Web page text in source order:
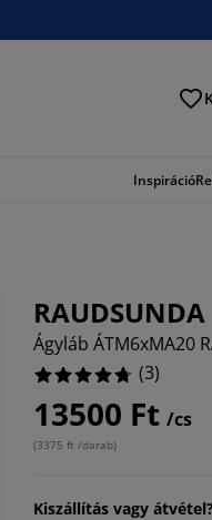
Inspiráció
RAUDSUNDA
Ágyláb ÁTM6xMA20
(3)
13500 Ft /cs
(3375 ft /darab)
Kiszállítás vagy